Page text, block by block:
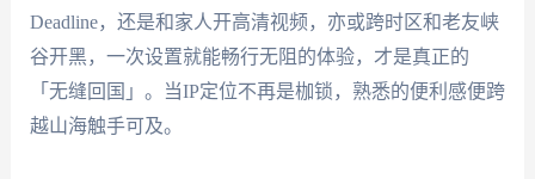
Deadline，还是和家人开高清视频，亦或跨时区和老友峡
谷开黑，一次设置就能畅行无阻的体验，才是真正的
「无缝回国」。当IP定位不再是枷锁，熟悉的便利感便跨
越山海触手可及。